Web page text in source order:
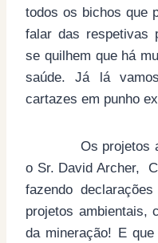
todos os bichos que
falar das respetivas
se quilhem que há
saúde. Já lá
cartazes em punho
Os projetos
o Sr. David Archer,
fazendo
projetos ambientais,
da mineração! E